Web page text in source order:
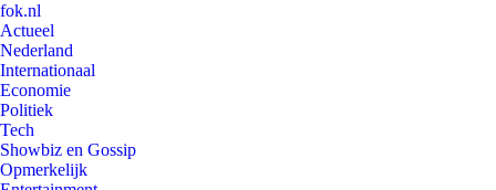
fok.nl
Actueel
Nederland
Internationaal
Economie
Politiek
Tech
Showbiz en Gossip
Opmerkelijk